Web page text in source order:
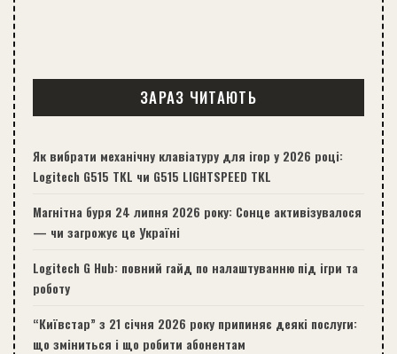
ЗАРАЗ ЧИТАЮТЬ
Як вибрати механічну клавіатуру для ігор у 2026 році:
Logitech G515 TKL чи G515 LIGHTSPEED TKL
Магнітна буря 24 липня 2026 року: Сонце активізувалося
— чи загрожує це Україні
Logitech G Hub: повний гайд по налаштуванню під ігри та
роботу
“Київстар” з 21 січня 2026 року припиняє деякі послуги:
що зміниться і що робити абонентам